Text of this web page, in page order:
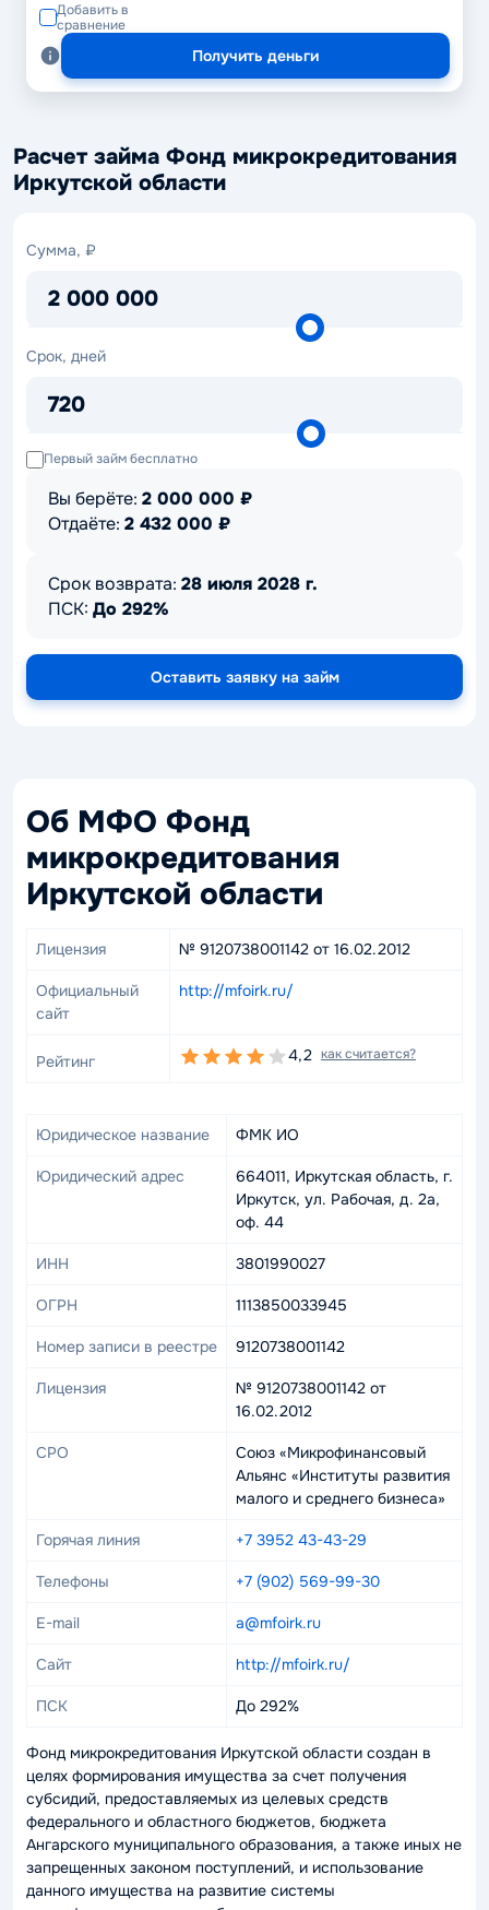
Добавить в
сравнение
Получить деньги
Расчет займа Фонд микрокредитования
Иркутской области
Сумма, ₽
2 000 000
Сумма,
Срок, дней
720
Срок,
Первый займ бесплатно
Вы берёте: 2 000 000 ₽
Отдаёте: 2 432 000 ₽
Срок возврата: 28 июля 2028 г.
ПСК: До 292%
Оставить заявку на займ
Об МФО Фонд
микрокредитования
Иркутской области
Лицензия № 9120738001142 от 16.02.2012
Официальный
сайт
http://mfoirk.ru/
Рейтинг 4,2 как считается?
Юридическое название ФМК ИО
Юридический адрес
664011, Иркутская область, г.
Иркутск, ул. Рабочая, д. 2а,
оф. 44
ИНН 3801990027
ОГРН 1113850033945
Номер записи в реестре 9120738001142
Лицензия
№ 9120738001142 от
16.02.2012
СРО
Союз «Микрофинансовый
Альянс «Институты развития
малого и среднего бизнеса»
Горячая линия +7 3952 43-43-29
Телефоны +7 (902) 569-99-30
E-mail a@mfoirk.ru
Сайт http://mfoirk.ru/
ПСК До 292%
Фонд микрокредитования Иркутской области создан в
целях формирования имущества за счет получения
субсидий, предоставляемых из целевых средств
федерального и областного бюджетов, бюджета
Ангарского муниципального образования, а также иных не
запрещенных законом поступлений, и использование
данного имущества на развитие системы